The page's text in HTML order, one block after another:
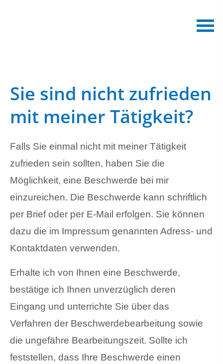
Sie sind nicht zufrieden
mit meiner Tätigkeit?
Falls Sie einmal nicht mit meiner Tätigkeit
zufrieden sein sollten, haben Sie die
Möglichkeit, eine Beschwerde bei mir
einzureichen. Die Beschwerde kann schriftlich
per Brief oder per E-Mail erfolgen. Sie können
dazu die im Impressum genannten Adress- und
Kontaktdaten verwenden.
Erhalte ich von Ihnen eine Beschwerde,
bestätige ich Ihnen unverzüglich deren
Eingang und unterrichte Sie über das
Verfahren der Beschwerdebearbeitung sowie
die ungefähre Bearbeitungszeit. Sollte ich
feststellen, dass Ihre Beschwerde einen